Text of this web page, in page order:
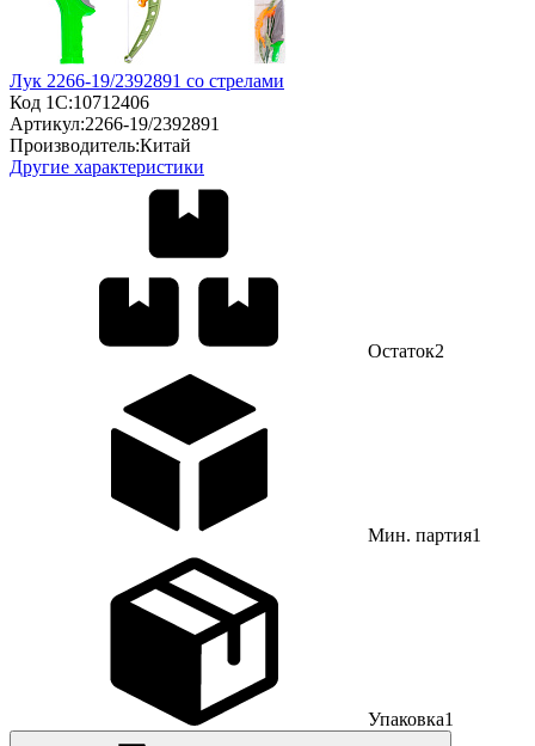
Лук 2266-19/2392891 со стрелами
Код 1С:10712406
Артикул:2266-19/2392891
Производитель:Китай
Другие характеристики
Остаток2
Мин. партия1
Упаковка1